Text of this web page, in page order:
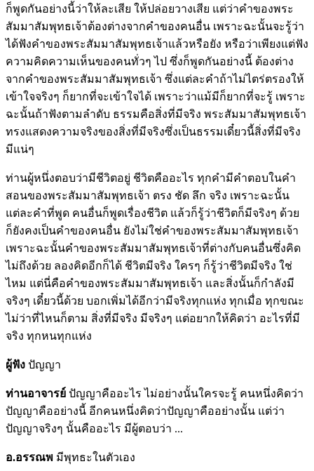
ก็พูดกันอย่างนี้ว่าให้ละเสีย ให้ปล่อยวางเสีย แต่ว่าคำของพระ
สัมมาสัมพุทธเจ้าต้องต่างจากคำของคนอื่น เพราะฉะนั้นจะรู้ว่า
ได้ฟังคำของพระสัมมาสัมพุทธเจ้าแล้วหรือยัง หรือว่าเพียงแต่ฟัง
ความคิดความเห็นของคนทั่วๆ ไป ซึ่งก็พูดกันอย่างนี้ ต้องต่าง
จากคำของพระสัมมาสัมพุทธเจ้า ซึ่งแต่ละคำถ้าไม่ไตร่ตรองให้
เข้าใจจริงๆ ก็ยากที่จะเข้าใจได้ เพราะว่าแม้มีก็ยากที่จะรู้ เพราะ
ฉะนั้นถ้าฟังตามลำดับ ธรรมคือสิ่งที่มีจริง พระสัมมาสัมพุทธเจ้า
ทรงแสดงความจริงของสิ่งที่มีจริงซึ่งเป็นธรรมเดี๋ยวนี้สิ่งที่มีจริง
มีแน่ๆ
ท่านผู้หนึ่งตอบว่ามีชีวิตอยู่ ชีวิตคืออะไร ทุกคำมีคำตอบในคำ
สอนของพระสัมมาสัมพุทธเจ้า ตรง ชัด ลึก จริง เพราะฉะนั้น
แต่ละคำที่พูด คนอื่นก็พูดเรื่องชีวิต แล้วก็รู้ว่าชีวิตก็มีจริงๆ ด้วย
ก็ยังคงเป็นคำของคนอื่น ยังไม่ใช่คำของพระสัมมาสัมพุทธเจ้า
เพราะฉะนั้นคำของพระสัมมาสัมพุทธเจ้าที่ต่างกับคนอื่นซึ่งคิด
ไม่ถึงด้วย ลองคิดอีกก็ได้ ชีวิตมีจริง ใครๆ ก็รู้ว่าชีวิตมีจริง ใช่
ไหม แต่นี่คือคำของพระสัมมาสัมพุทธเจ้า และสิ่งนั้นก็กำลังมี
จริงๆ เดี๋ยวนี้ด้วย บอกเพิ่มได้อีกว่ามีจริงทุกแห่ง ทุกเมื่อ ทุกขณะ
ไม่ว่าที่ไหนก็ตาม สิ่งที่มีจริง มีจริงๆ แต่อยากให้คิดว่า อะไรที่มี
จริง ทุกหนทุกแห่ง
ผู้ฟัง ปัญญา
ท่านอาจารย์ ปัญญาคืออะไร ไม่อย่างนั้นใครจะรู้ คนหนึ่งคิดว่า
ปัญญาคืออย่างนี้ อีกคนหนึ่งคิดว่าปัญญาคืออย่างนั้น แต่ว่า
ปัญญาจริงๆ นั้นคืออะไร มีผู้ตอบว่า ...
อ.อรรณพ มีพุทธะในตัวเอง